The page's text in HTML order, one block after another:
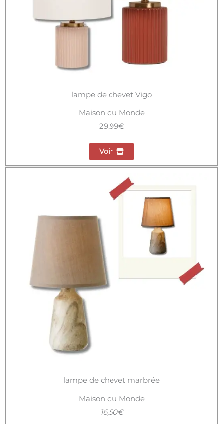
lampe de chevet Vigo
Maison du Monde
29,99€
Voir
lampe de chevet marbrée
Maison du Monde
16,50€